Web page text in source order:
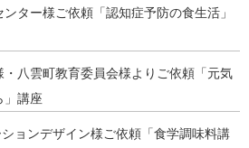
ター様ご依頼「認知症予防の食生活」
八雲町教育委員会様よりご依頼「元気
」講座
ョンデザイン様ご依頼「食学調味料講